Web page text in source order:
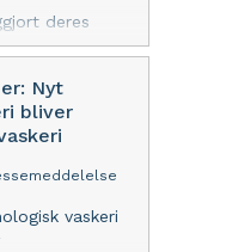
deres
for 2025.
cirkulære
med bl.a.
til
og bedre
Nyt
bliver
vaskeri